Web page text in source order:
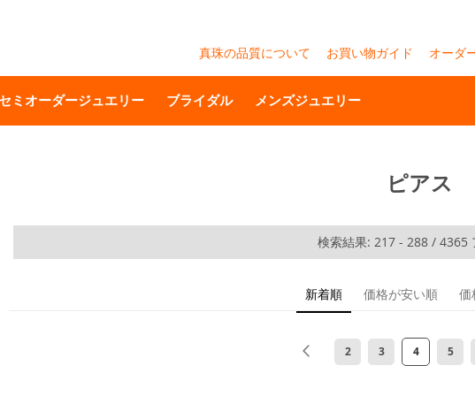
真珠の品質について お買い物ガイド オーダ
セミオーダージュエリー ブライダル メンズジュエリー
ピアス
検索結果:217 -288 /4365
新着順 価格が安い順 価
ペ
ページ
2 ページ
3 ページを読
4 ペー
5